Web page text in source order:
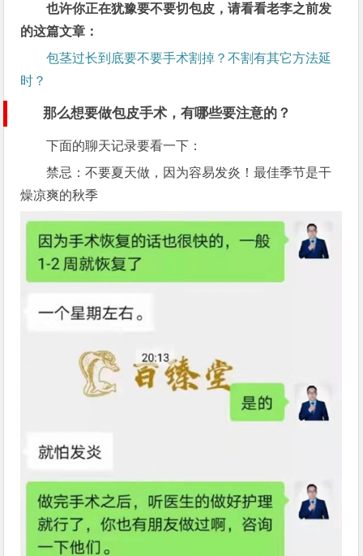
也许你正在犹豫要不要切包皮，请看看老李之前发
的这篇文章：
包茎过长到底要不要手术割掉？不割有其它方法延
时？
那么想要做包皮手术，有哪些要注意的？
下面的聊天记录要看一下：
禁忌：不要夏天做，因为容易发炎！最佳季节是干
燥凉爽的秋季